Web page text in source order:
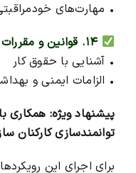
• مهارت‌های
۱۴. قوانین و مقررات مرتبط:
• آشنایی با حقوق کار
• الزامات ایمنی و
پیشنهاد ویژه: همکاری
توانمندسازی کارکنان
برای اجرای این